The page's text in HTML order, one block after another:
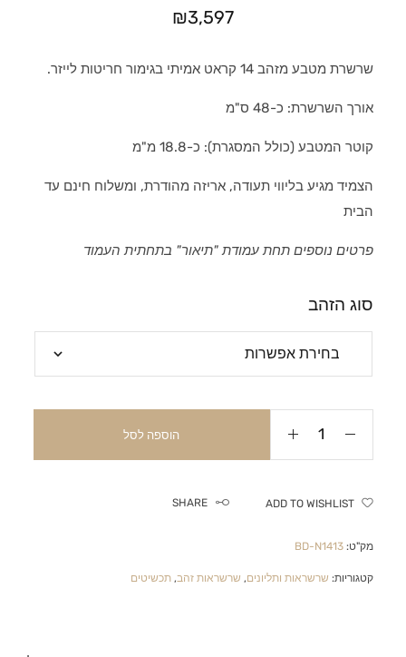
₪3,597
שרשרת מטבע מזהב 14 קראט אמיתי בגימור חריטות לייזר.
אורך השרשרת: כ-48 ס"מ
קוטר המטבע (כולל המסגרת): כ-18.8 מ"מ
הצמיד מגיע בליווי תעודה, אריזה מהודרת, ומשלוח חינם עד
הבית
פרטים נוספים תחת עמודת "תיאור" בתחתית העמוד
סוג הזהב
הוספה לסל
ADD TO WISHLIST
SHARE
מק"ט:BD-N1413
קטגוריות: שרשראות ותליונים, שרשראות זהב,תכשיטים